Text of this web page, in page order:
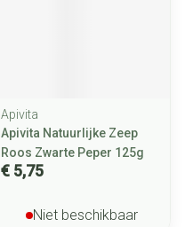
Apivita
Apivita Natuurlijke Zeep
Roos Zwarte Peper 125g
€ 5,75
Niet beschikbaar